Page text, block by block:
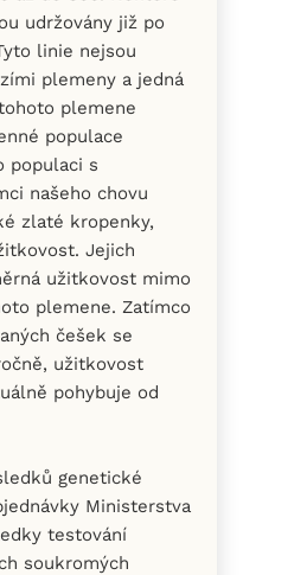
udržovány již po
linie nejsou
plemeny a jedná
plemene
populace
populaci s
našeho chovu
zlaté kropenky,
Jejich
užitkovost mimo
plemene. Zatímco
češek se
užitkovost
pohybuje od
genetické
Ministerstva
testování
soukromých